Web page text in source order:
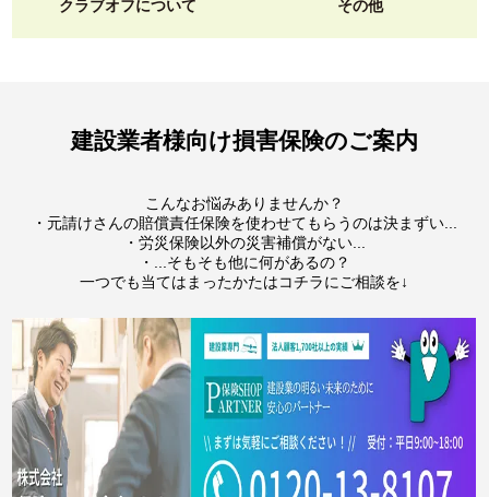
クラブオフについて その他
建設業者様向け損害保険のご案内
こんなお悩みありませんか？
・元請けさんの賠償責任保険を使わせてもらうのは決まずい...
・労災保険以外の災害補償がない...
・...そもそも他に何があるの？
一つでも当てはまったかたはコチラにご相談を↓